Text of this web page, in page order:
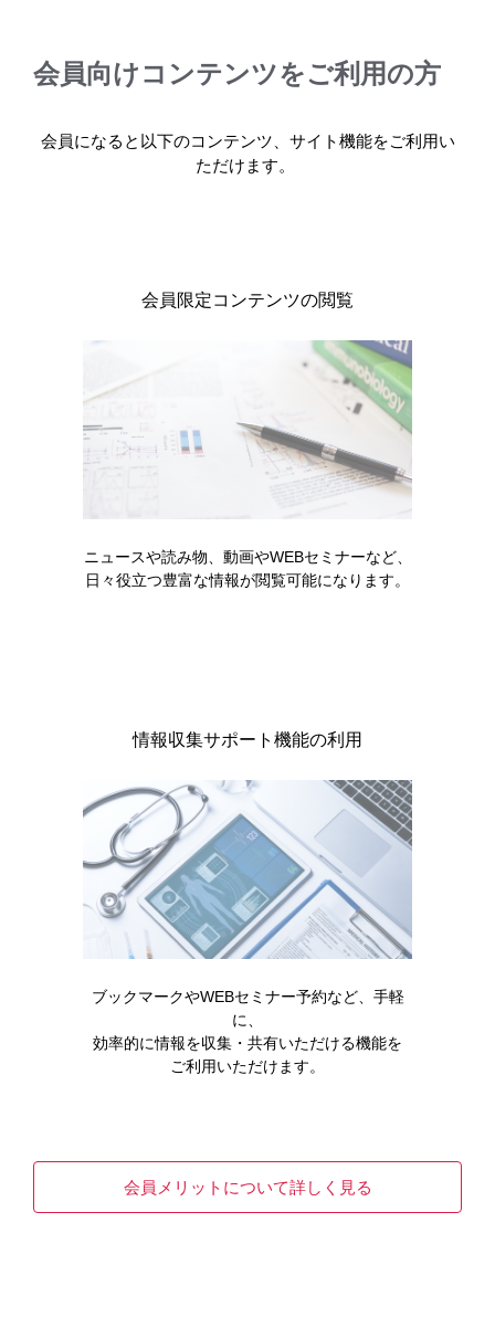
Chapter4：インフルエンザHAワクチン
製品に関する注目コンテンツ
Chapter1：2024/25シーズンの振り返り
会員向けコンテンツをご利用の方
会員になると以下のコンテンツ、サイト機能をご利用い
ただけます。
会員限定コンテンツの閲覧
ニュースや読み物、動画やWEBセミナーなど、
日々役立つ豊富な情報が閲覧可能になります。
情報収集サポート機能の利用
ブックマークやWEBセミナー予約など、手軽
に、
効率的に情報を収集・共有いただける機能を
ご利用いただけます。
会員メリットについて詳しく見る